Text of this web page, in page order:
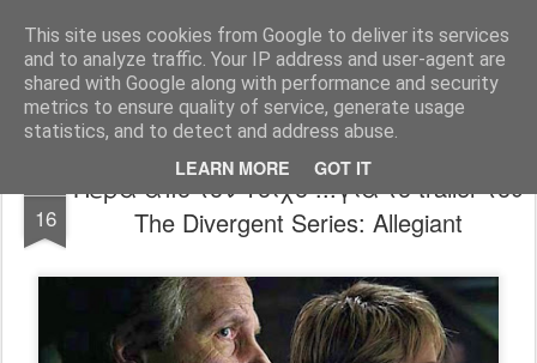
This site uses cookies from Google to deliver its services
and to analyze traffic. Your IP address and user-agent are
shared with Google along with performance and security
metrics to ensure quality of service, generate usage
statistics, and to detect and address abuse.
LEARN MORE GOT IT
FilmBoy
16
Πέρα από τον Τοίχο ...για το trailer του
The Divergent Series: Allegiant